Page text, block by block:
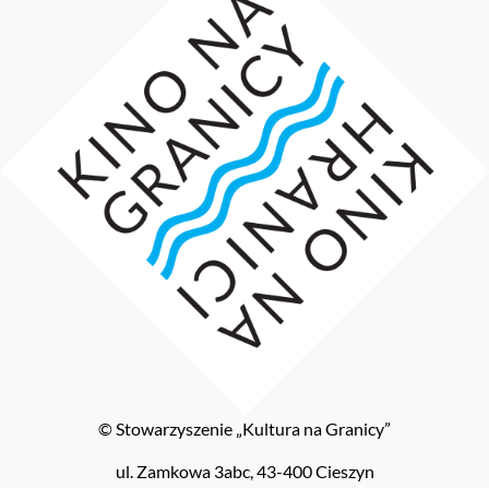
© Stowarzyszenie „Kultura na Granicy”
ul. Zamkowa 3abc, 43-400 Cieszyn